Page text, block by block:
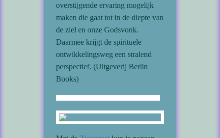
overstijgende ervaring mogelijk
maken die gaat tot in de diepte van
de ziel en onze Godsvonk.
Daarmee krijgt de spirituele
ontwikkelingsweg een stralend
perspectief. (Uitgeverij Berlin
Books)